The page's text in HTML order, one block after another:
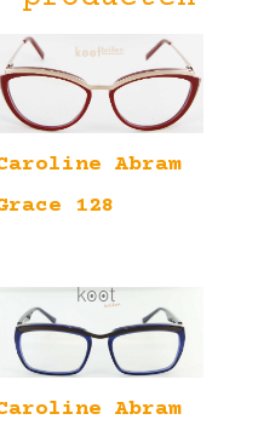
Abram
128
Abram